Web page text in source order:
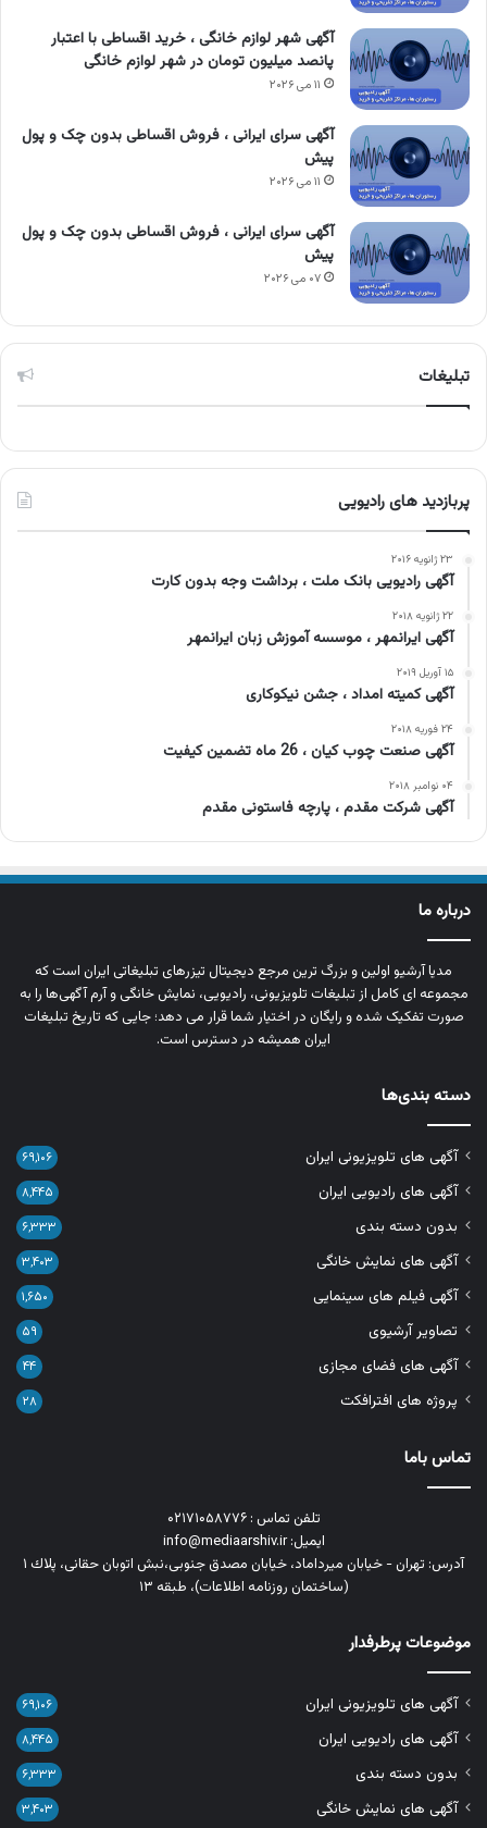
آگهی شهر لوازم خانگی ، خرید اقساطی با اعتبار
پانصد میلیون تومان در شهر لوازم خانگی
۱۱ می ۲۰۲۶
آگهی سرای ایرانی ، فروش اقساطی بدون چک و پول
پیش
۱۱ می ۲۰۲۶
آگهی سرای ایرانی ، فروش اقساطی بدون چک و پول
پیش
۰۷ می ۲۰۲۶
تبلیغات
پربازدید های رادیویی
۲۳ ژانویه ۲۰۱۶
آگهی رادیویی بانک ملت ، برداشت وجه بدون کارت
۲۲ ژانویه ۲۰۱۸
آگهی ایرانمهر ، موسسه آموزش زبان ایرانمهر
۱۵ آوریل ۲۰۱۹
آگهی کمیته امداد ، جشن نیکوکاری
۲۴ فوریه ۲۰۱۸
آگهی صنعت چوب کیان ، 26 ماه تضمین کیفیت
۰۴ نوامبر ۲۰۱۸
آگهی شرکت مقدم ، پارچه فاستونی مقدم
درباره ما
مدیا آرشیو اولین و بزرگ‌ ترین مرجع دیجیتال تیزرهای تبلیغاتی ایران است که
مجموعه‌ ای کامل از تبلیغات تلویزیونی، رادیویی، نمایش خانگی و آرم‌ آگهی‌ها را به‌
صورت تفکیک‌ شده و رایگان در اختیار شما قرار می‌ دهد؛ جایی که تاریخ تبلیغات
ایران همیشه در دسترس است.
دسته بندی‌ها
آگهی های تلویزیونی ایران ۶۹,۱۰۶
آگهی های رادیویی ایران ۸,۴۴۵
بدون دسته بندی ۶,۳۳۳
آگهی های نمایش خانگی ۳,۴۰۳
آگهی فیلم های سینمایی ۱,۶۵۰
تصاویر آرشیوی ۵۹
آگهی های فضای مجازی ۴۴
پروژه های افترافکت ۲۸
تماس باما
تلفن تماس : ۰۲۱۷۱۰۵۸۷۷۶
ایمیل: info@mediaarshiv.ir
آدرس: تهران - خیابان میرداماد، خیابان مصدق جنوبی،نبش اتوبان حقانی، پلاك ١
(ساختمان روزنامه اطلاعات)، طبقه ۱۳
موضوعات پرطرفدار
آگهی های تلویزیونی ایران ۶۹,۱۰۶
آگهی های رادیویی ایران ۸,۴۴۵
بدون دسته بندی ۶,۳۳۳
آگهی های نمایش خانگی ۳,۴۰۳